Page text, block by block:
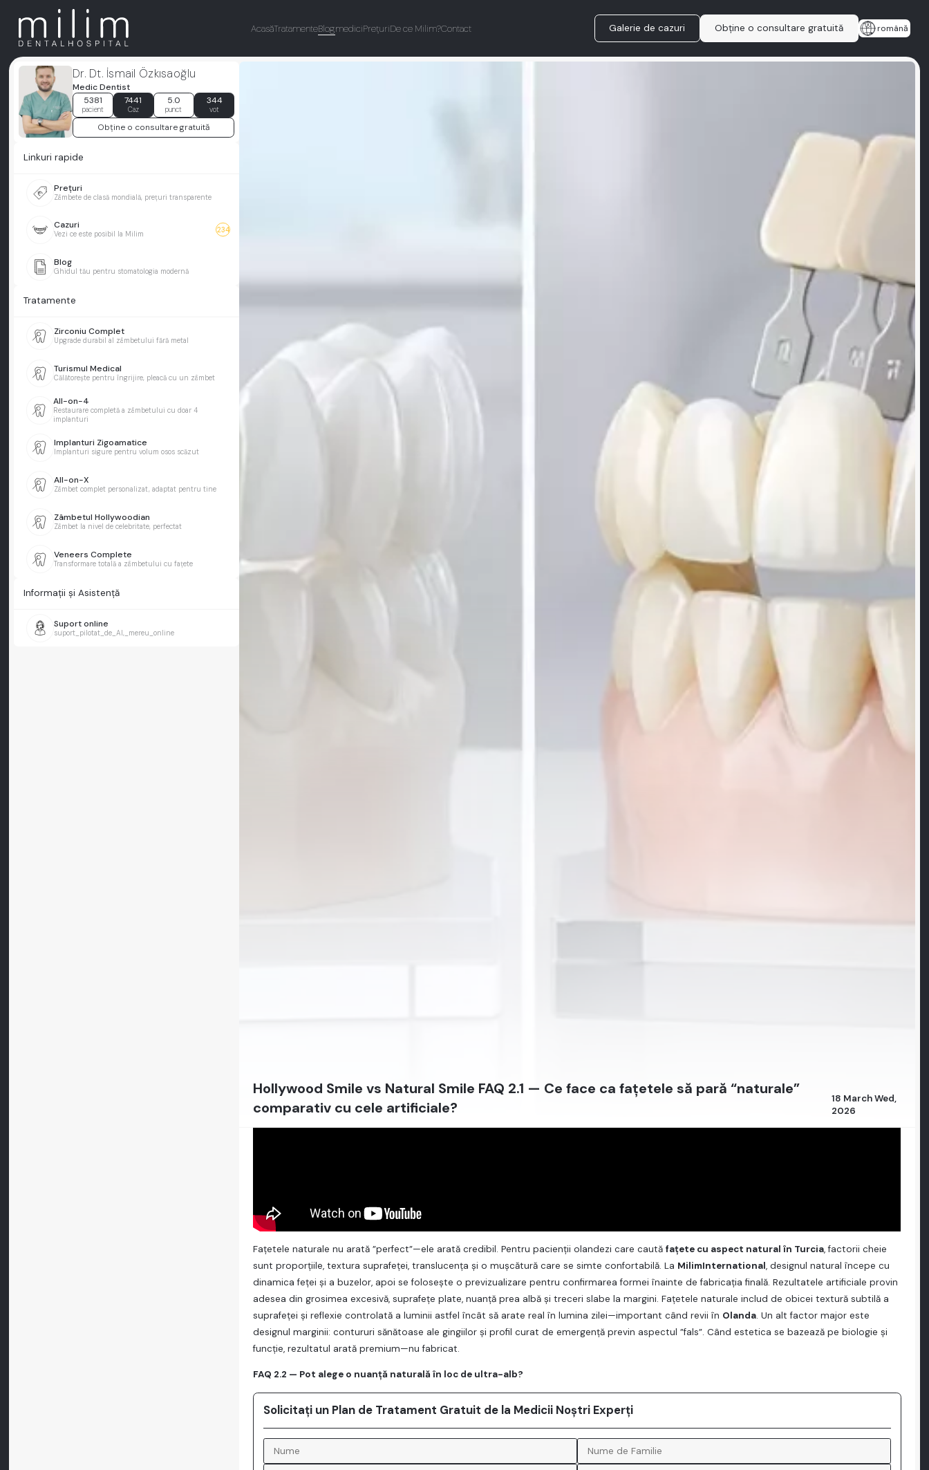
AcasăTratamenteBlogmediciPrețuriDe ce Milim?Contact Galerie de cazuri Obține o consultare gratuită română
Dr. Dt. İsmail Özkısaoğlu
Medic Dentist
5381
pacient
7441
Caz
5.0
punct
344
vot
Obține o consultare gratuită
Linkuri rapide
Prețuri
Zâmbete de clasă mondială, prețuri transparente
Cazuri
Vezi ce este posibil la Milim 234
Blog
Ghidul tău pentru stomatologia modernă
Tratamente
Zirconiu Complet
Upgrade durabil al zâmbetului fără metal
Turismul Medical
Călătorește pentru îngrijire, pleacă cu un zâmbet
All-on-4
Restaurare completă a zâmbetului cu doar 4
implanturi
Implanturi Zigoamatice
Implanturi sigure pentru volum osos scăzut
All-on-X
Zâmbet complet personalizat, adaptat pentru tine
Zâmbetul Hollywoodian
Zâmbet la nivel de celebritate, perfectat
Veneers Complete
Transformare totală a zâmbetului cu fațete
Informații și Asistență
Suport online
suport_pilotat_de_AI,_mereu_online
Hollywood Smile vs Natural Smile FAQ 2.1 — Ce face ca faţetele să pară “naturale”
comparativ cu cele artificiale?
18 March Wed,
2026
Faţetele naturale nu arată ”perfect”—ele arată credibil. Pentru pacienţii olandezi care cautăfaţete cu aspect natural în Turcia, factorii cheie
sunt proporţiile, textura suprafeţei, translucenţa şi o muşcătură care se simte confortabilă. La MilimInternational, designul natural începe cu
dinamica feţei şi a buzelor, apoi se foloseşte o previzualizare pentru confirmarea formei înainte de fabricaţia finală. Rezultatele artificiale provin
adesea din grosimea excesivă, suprafeţe plate, nuanţă prea albă şi treceri slabe la margini. Faţetele naturale includ de obicei textură subtilă a
suprafeţei şi reflexie controlată a luminii astfel încât să arate real în lumina zilei—important când revii în Olanda. Un alt factor major este
designul marginii: contururi sănătoase ale gingiilor şi profil curat de emergenţă previn aspectul ”fals”. Când estetica se bazează pe biologie şi
funcţie, rezultatul arată premium—nu fabricat.
FAQ 2.2 — Pot alege o nuanţă naturală în loc de ultra-alb?
Solicitați un Plan de Tratament Gratuit de la Medicii Noștri Experți